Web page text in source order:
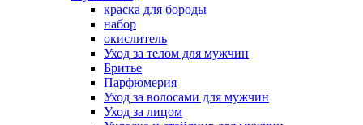
краска для бороды
набор
окислитель
Уход за телом для мужчин
Бритье
Парфюмерия
Уход за волосами для мужчин
Уход за лицом